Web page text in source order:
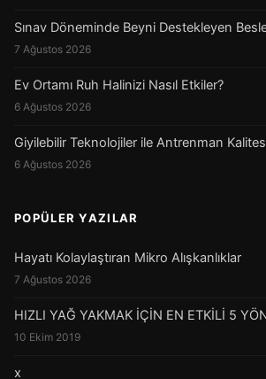
Sınav Döneminde Beyni Destekleyen
7 Ağustos 2026
Ev Ortamı Ruh Halinizi Nasıl Etkiler?
6 Ağustos 2026
Giyilebilir Teknolojiler ile Antrenman
6 Ağustos 2026
POPÜLER YAZILAR
Hayatı Kolaylaştıran Mikro Alışkanlıklar
7 Ağustos 2026
HIZLI YAĞ YAKMAK İÇİN EN ETKİLİ 5
10 Ekim 2019
x